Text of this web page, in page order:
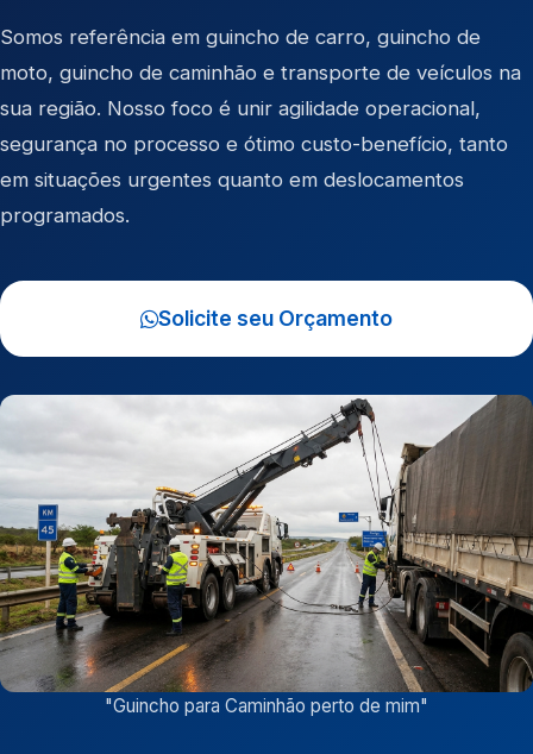
Somos referência em guincho de carro, guincho de
moto, guincho de caminhão e transporte de veículos na
sua região. Nosso foco é unir agilidade operacional,
segurança no processo e ótimo custo-benefício, tanto
em situações urgentes quanto em deslocamentos
programados.
Solicite seu Orçamento
"Guincho para Caminhão perto de mim"